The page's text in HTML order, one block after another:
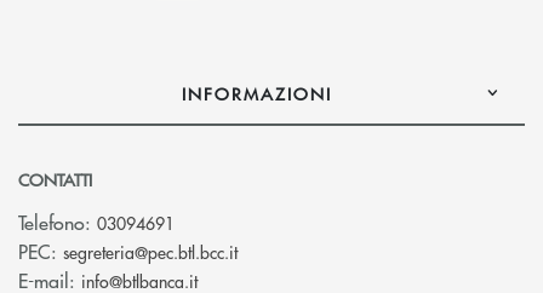
INFORMAZIONI
CONTATTI
Telefono: 03094691
PEC: segreteria@pec.btl.bcc.it(si apre l’app di posta elettronica)
E-mail: info@btlbanca.it(si apre l’app di posta elettronica)